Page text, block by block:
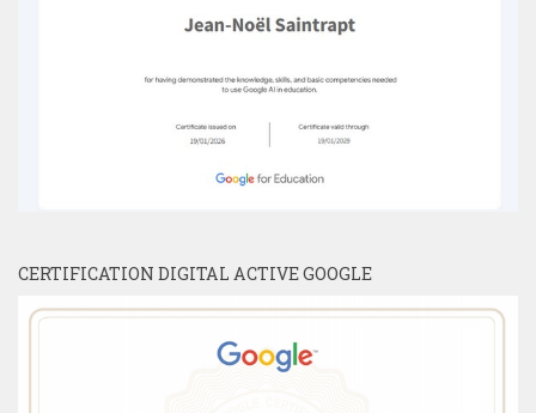
CERTIFICATION DIGITAL ACTIVE GOOGLE